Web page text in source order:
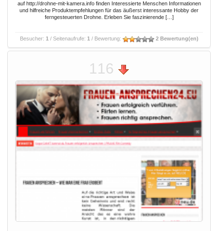
auf http://drohne-mit-kamera.info finden Interessierte Menschen Informationen
und hilfreiche Produktempfehlungen für das äußerst interessante Hobby der
ferngesteuerten Drohne. Erleben Sie faszinierende […]
Besucher: 1 / Seitenaufrufe: 1 / Bewertung: 2 Bewertung(en)
116